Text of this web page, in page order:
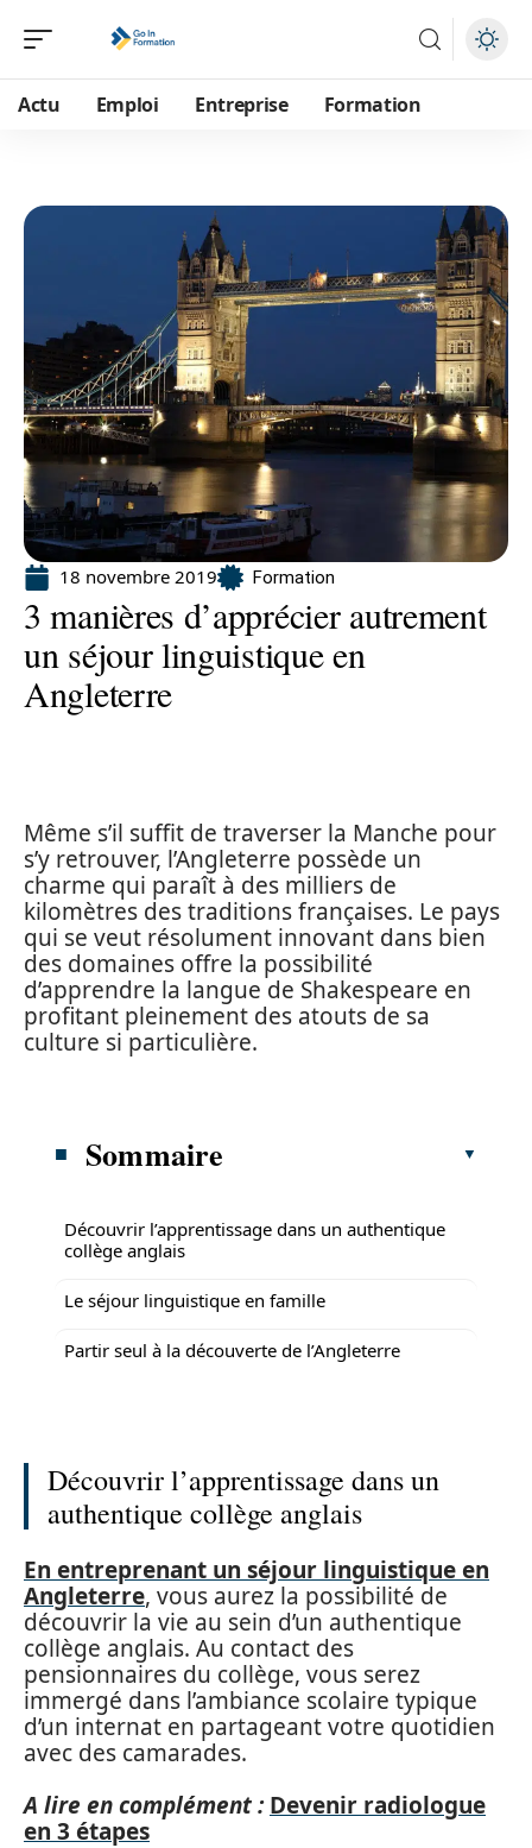
Actu Emploi Entreprise Formation
18 novembre 2019 Formation
3 manières d’apprécier autrement
un séjour linguistique en
Angleterre
Même s’il suffit de traverser la Manche pour
s’y retrouver, l’Angleterre possède un
charme qui paraît à des milliers de
kilomètres des traditions françaises. Le pays
qui se veut résolument innovant dans bien
des domaines offre la possibilité
d’apprendre la langue de Shakespeare en
profitant pleinement des atouts de sa
culture si particulière.
Sommaire
Découvrir l’apprentissage dans un authentique
collège anglais
Le séjour linguistique en famille
Partir seul à la découverte de l’Angleterre
Découvrir l’apprentissage dans un
authentique collège anglais
En entreprenant un séjour linguistique en
Angleterre, vous aurez la possibilité de
découvrir la vie au sein d’un authentique
collège anglais. Au contact des
pensionnaires du collège, vous serez
immergé dans l’ambiance scolaire typique
d’un internat en partageant votre quotidien
avec des camarades.
A lire en complément : Devenir radiologue
en 3 étapes